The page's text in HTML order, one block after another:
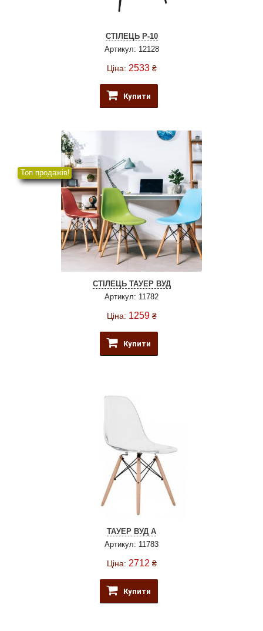
СТІЛЕЦЬ P-10
Артикул: 12128
Ціна: 2533 ₴
Купити
Топ продажів!
СТІЛЕЦЬ ТАУЕР ВУД
Артикул: 11782
Ціна: 1259 ₴
Купити
ТАУЕР ВУД А
Артикул: 11783
Ціна: 2712 ₴
Купити